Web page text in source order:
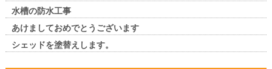
水槽の防水工事
あけましておめでとうございます
シェッドを塗替えします。